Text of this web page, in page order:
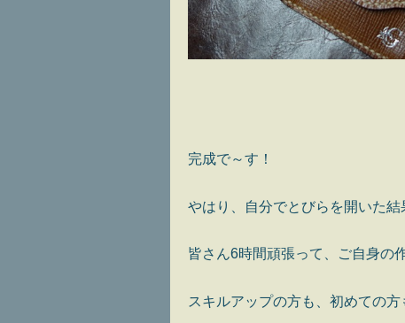
完成で～す！
やはり、自分でとびらを開いた結
皆さん6時間頑張って、ご自身の
スキルアップの方も、初めての